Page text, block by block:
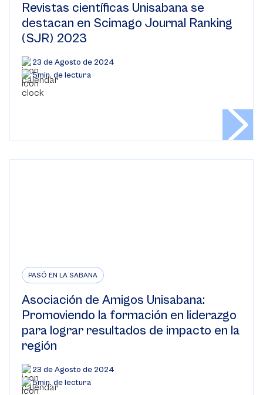
Revistas científicas Unisabana se
destacan en Scimago Journal Ranking
(SJR) 2023
23 de Agosto de 2024
5min. de lectura
PASÓ EN LA SABANA
Asociación de Amigos Unisabana:
Promoviendo la formación en liderazgo
para lograr resultados de impacto en la
región
23 de Agosto de 2024
5min. de lectura